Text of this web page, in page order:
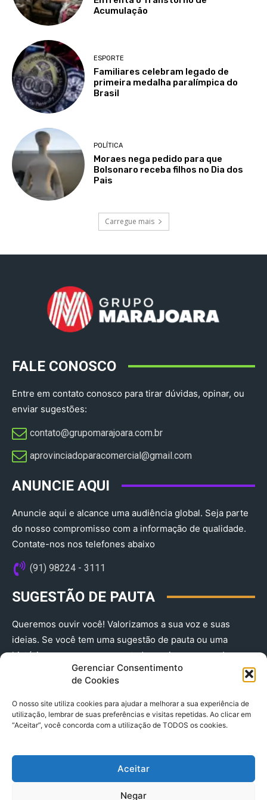
Gerenciar Consentimento
de Cookies
O nosso site utiliza cookies para ajudar a melhorar a sua experiência de
utilização, lembrar de suas preferências e visitas repetidas. Ao clicar em
“Aceitar”, você concorda com a utilização de TODOS os cookies.
Aceitar
Negar
Acumulação
ESPORTE
Familiares celebram legado de
primeira medalha paralímpica do
Brasil
POLÍTICA
Moraes nega pedido para que
Bolsonaro receba filhos no Dia dos
Pais
Carregue mais
FALE CONOSCO
Entre em contato conosco para tirar dúvidas, opinar, ou
enviar sugestões:
contato@grupomarajoara.com.br
aprovinciadoparacomercial@gmail.com​
ANUNCIE AQUI
Anuncie aqui e alcance uma audiência global. Seja parte
do nosso compromisso com a informação de qualidade.
Contate-nos nos telefones abaixo
(91) 98224 - 3111
SUGESTÃO DE PAUTA
Queremos ouvir você! Valorizamos a sua voz e suas
ideias. Se você tem uma sugestão de pauta ou uma
história que merece ser contada, envie-nos agora!
(91) 98224 - 3111
© 2025 A Província do Pará CNPJ: 04.901.141/0001-36 End .
Trav. Quintino Bocaiuva 2301, Ed. Rogério Fernandez – Sala